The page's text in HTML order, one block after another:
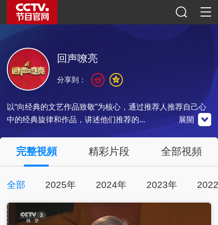
回声嘹亮
以“向经典的文艺作品致敬”为核心，通过推荐人推荐自己心
中的经典旋律和作品，讲述他们推荐的...
央視影音
點擊下載
展開
分享到：
完整視頻 精彩片段 全部視頻
全部 2025年 2024年 2023年